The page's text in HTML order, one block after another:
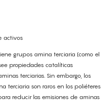
activos
grupos amina terciaria (como el
propiedades catalíticas
terciarias. Sin embargo, los
terciaria son raros en los poliéteres
reducir las emisiones de aminas